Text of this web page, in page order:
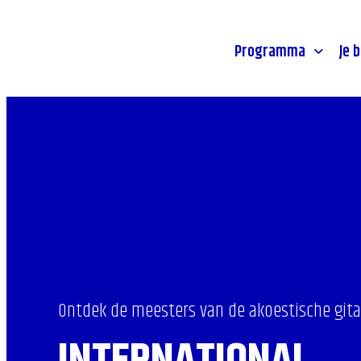
Programma
Jongeren
Je
Route &
Ontdek de meesters van de akoestische